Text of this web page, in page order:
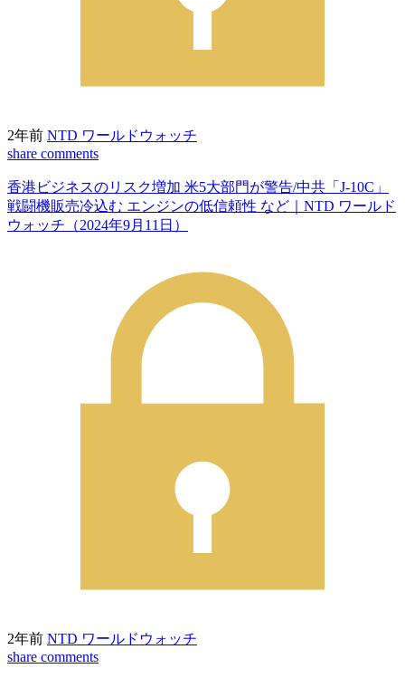
2年前 NTD ワールドウォッチ
share comments
香港ビジネスのリスク増加 米5大部門が警告/中共「J-10C」
戦闘機販売冷込む エンジンの低信頼性 など｜NTD ワールド
ウォッチ（2024年9月11日）
2年前 NTD ワールドウォッチ
share comments